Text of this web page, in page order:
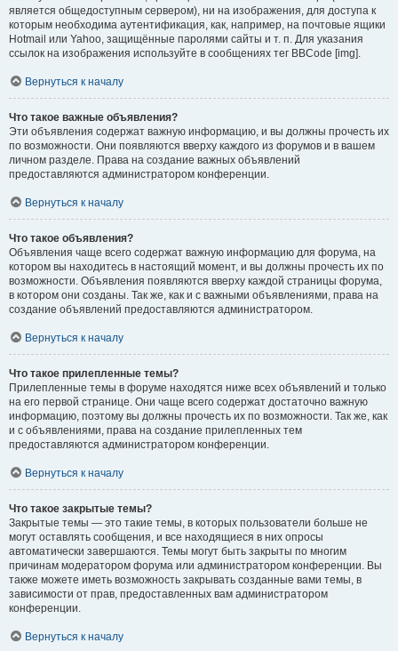
является общедоступным сервером), ни на изображения, для доступа к
которым необходима аутентификация, как, например, на почтовые ящики
Hotmail или Yahoo, защищённые паролями сайты и т. п. Для указания
ссылок на изображения используйте в сообщениях тег BBCode [img].
Вернуться к началу
Что такое важные объявления?
Эти объявления содержат важную информацию, и вы должны прочесть их
по возможности. Они появляются вверху каждого из форумов и в вашем
личном разделе. Права на создание важных объявлений
предоставляются администратором конференции.
Вернуться к началу
Что такое объявления?
Объявления чаще всего содержат важную информацию для форума, на
котором вы находитесь в настоящий момент, и вы должны прочесть их по
возможности. Объявления появляются вверху каждой страницы форума,
в котором они созданы. Так же, как и с важными объявлениями, права на
создание объявлений предоставляются администратором.
Вернуться к началу
Что такое прилепленные темы?
Прилепленные темы в форуме находятся ниже всех объявлений и только
на его первой странице. Они чаще всего содержат достаточно важную
информацию, поэтому вы должны прочесть их по возможности. Так же, как
и с объявлениями, права на создание прилепленных тем
предоставляются администратором конференции.
Вернуться к началу
Что такое закрытые темы?
Закрытые темы — это такие темы, в которых пользователи больше не
могут оставлять сообщения, и все находящиеся в них опросы
автоматически завершаются. Темы могут быть закрыты по многим
причинам модератором форума или администратором конференции. Вы
также можете иметь возможность закрывать созданные вами темы, в
зависимости от прав, предоставленных вам администратором
конференции.
Вернуться к началу